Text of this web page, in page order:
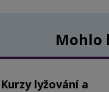
Mohlo
Kurzy lyžování a